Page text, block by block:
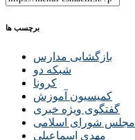
برچسب ها
بازگشایی مدارس
شبکه دو
کرونا
کمیسیون آموزش
گفتگوی ویژه خبری
مجلس شورای اسلامی
مهدی اسماعیلی